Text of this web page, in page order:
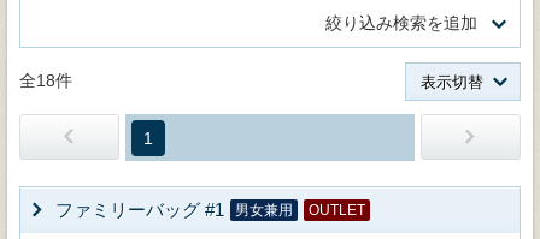
絞り込み検索を追加
全18件 表示切替
1
ファミリーバッグ #1 男女兼用 OUTLET